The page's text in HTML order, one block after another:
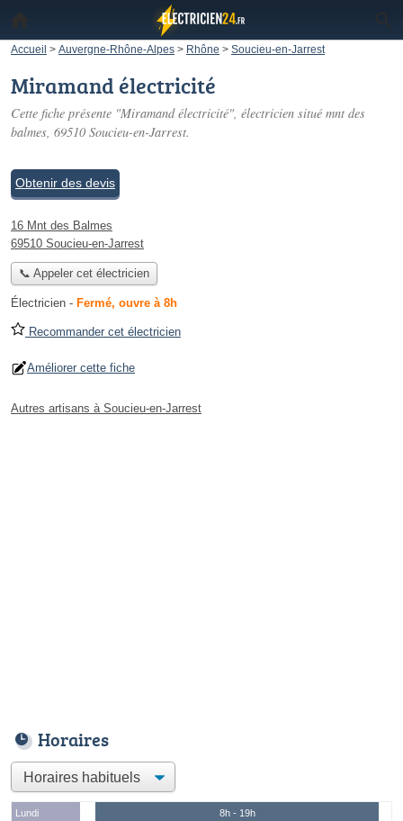
Accueil > Auvergne-Rhône-Alpes > Rhône > Soucieu-en-Jarrest
Miramand électricité
Cette fiche présente "Miramand électricité", électricien situé mnt des
balmes, 69510 Soucieu-en-Jarrest.
Obtenir des devis
16 Mnt des Balmes
69510 Soucieu-en-Jarrest
📞 Appeler cet électricien
Électricien - Fermé, ouvre à 8h
Recommander cet électricien
Améliorer cette fiche
Autres artisans à Soucieu-en-Jarrest
Horaires
Lundi
8h - 19h